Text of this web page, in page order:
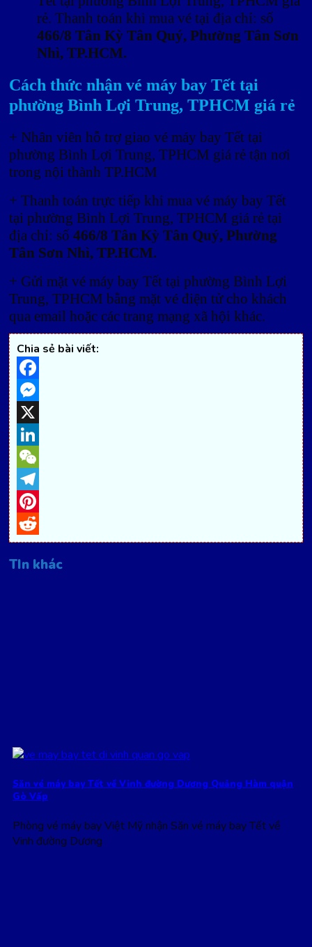
rẻ. Thanh toán khi mua vé tại địa chỉ: số
466/8 Tân Kỳ Tân Quý, Phường Tân Sơn
Nhì, TP.HCM.
Cách thức nhận vé máy bay Tết tại
phường Bình Lợi Trung, TPHCM giá rẻ
+ Nhân viên hỗ trợ giao vé máy bay Tết tại
phường Bình Lợi Trung, TPHCM giá rẻ tận nơi
trong nội thành TP.HCM
+ Thanh toán trực tiếp khi mua vé máy bay Tết
tại phường Bình Lợi Trung, TPHCM giá rẻ tại
địa chỉ: số 466/8 Tân Kỳ Tân Quý, Phường
Tân Sơn Nhì, TP.HCM.
+ Gửi mặt vé máy bay Tết tại phường Bình Lợi
Trung, TPHCM bằng mặt vé điện tử cho khách
qua email hoặc các trang mạng xã hội khác.
Chia sẻ bài viết:
Facebook
Messenger
X
LinkedIn
WeChat
Telegram
Pinterest
Reddit
TIn khác
Săn vé máy bay Tết về Vinh đường Dương Quảng Hàm quận
Gò Vấp
Phòng vé máy bay Việt Mỹ nhận Săn vé máy bay Tết về
Vinh đường Dương